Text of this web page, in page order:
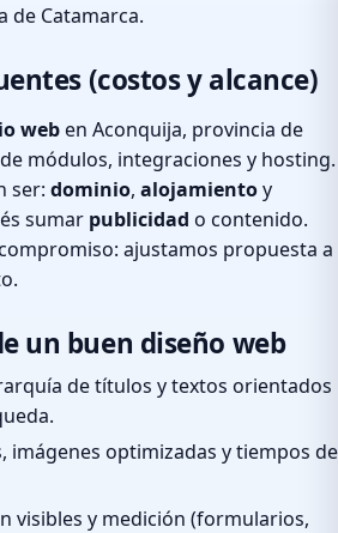
de Catamarca.
(costos y alcance)
weben Aconquija, provincia de
módulos, integraciones y hosting.
ser: dominio, alojamientoy
sumar publicidad o contenido.
ajustamos propuesta a
un buen diseño web
de títulos y textos orientados
imágenes optimizadas y tiempos de
visibles y medición (formularios,